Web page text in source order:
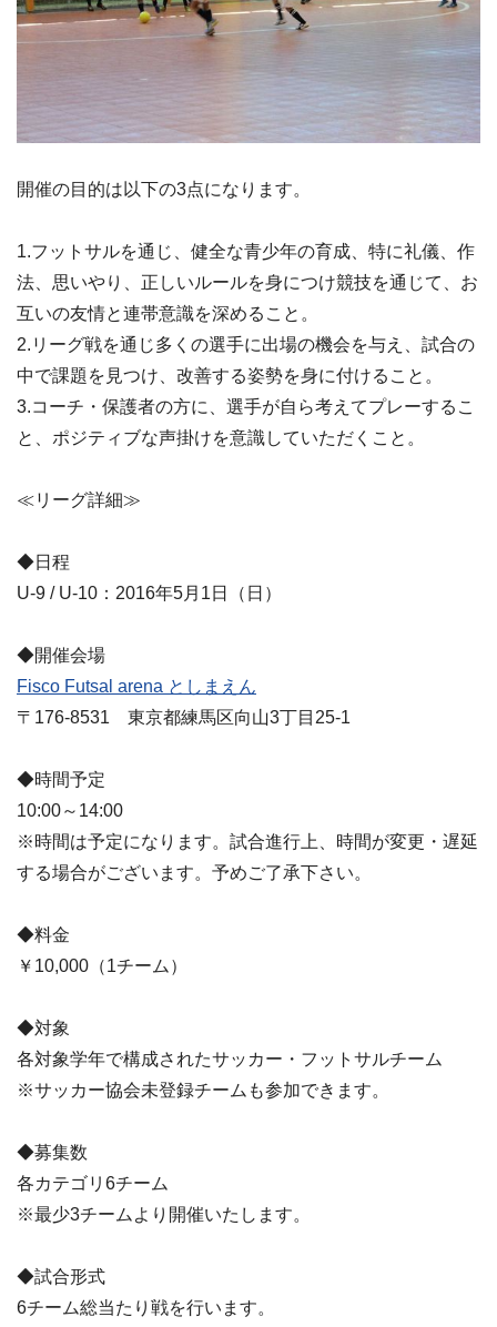
開催の目的は以下の3点になります。
1.フットサルを通じ、健全な青少年の育成、特に礼儀、作
法、思いやり、正しいルールを身につけ競技を通じて、お
互いの友情と連帯意識を深めること。
2.リーグ戦を通じ多くの選手に出場の機会を与え、試合の
中で課題を見つけ、改善する姿勢を身に付けること。
3.コーチ・保護者の方に、選手が自ら考えてプレーするこ
と、ポジティブな声掛けを意識していただくこと。
≪リーグ詳細≫
◆日程
U-9 / U-10：2016年5月1日（日）
◆開催会場
Fisco Futsal arena としまえん
〒176-8531 東京都練馬区向山3丁目25-1
◆時間予定
10:00～14:00
※時間は予定になります。試合進行上、時間が変更・遅延
する場合がございます。予めご了承下さい。
◆料金
￥10,000（1チーム）
◆対象
各対象学年で構成されたサッカー・フットサルチーム
※サッカー協会未登録チームも参加できます。
◆募集数
各カテゴリ6チーム
※最少3チームより開催いたします。
◆試合形式
6チーム総当たり戦を行います。